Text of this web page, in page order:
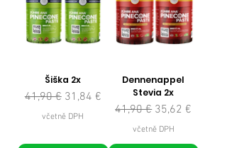
Šiška 2x
Běžná cena
41,90 € Zvýhodněná cena
31,84 €
včetně DPH
Dennenappel
Stevia 2x
Běžná cena
41,90 € Zvýhodněná
35,62 €
včetně DPH